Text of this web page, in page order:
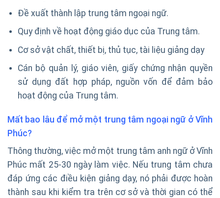
Đề xuất thành lập trung tâm ngoại ngữ.
Quy định về hoạt động giáo dục của Trung tâm.
Cơ sở vật chất, thiết bị, thủ tục, tài liệu giảng dạy
Cán bộ quản lý, giáo viên, giấy chứng nhận quyền
sử dụng đất hợp pháp, nguồn vốn để đảm bảo
hoạt động của Trung tâm.
Mất bao lâu để mở một trung tâm ngoại ngữ ở Vĩnh
Phúc?
Thông thường, việc mở một trung tâm anh ngữ ở Vĩnh
Phúc mất 25-30 ngày làm việc. Nếu trung tâm chưa
đáp ứng các điều kiện giảng dạy, nó phải được hoàn
thành sau khi kiểm tra trên cơ sở và thời gian có thể